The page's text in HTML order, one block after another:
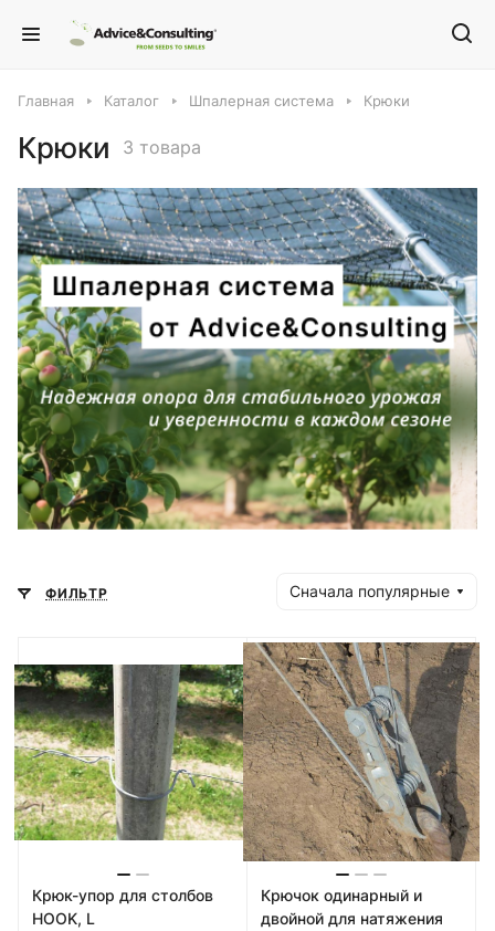
Главная Каталог Шпалерная система Крюки
Крюки 3 товара
ФИЛЬТР Сначала популярные
Крюк-упор для столбов
HOOK, L
Крючок одинарный и
двойной для натяжения